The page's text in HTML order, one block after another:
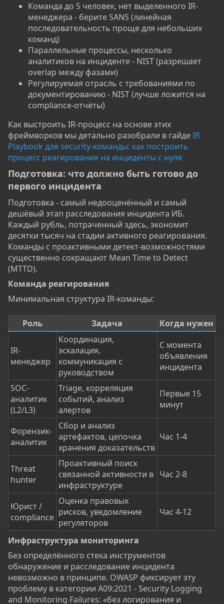
Команда до 5 человек, нет выделенного IR-
менеджера - берите SANS (линейная
последовательность проще для небольших
команд)
Параллельные процессы, несколько
аналитиков на инциденте - NIST (разрешает
overlap между фазами)
Регулируемая отрасль с требованиями по
документированию - NIST (лучше ложится на
compliance-отчёты)
Как выстроить IR-процесс на основе этих
фреймворков мы детально разобрали в гайдеIR
Playbook для security-команды: как построить
процесс реагирования на инциденты с нуля
Подготовка: что должно быть готово до
первого инцидента​
Подготовка - самый недооценённый и самый
дешёвый этап расследования инцидента ИБ.
Каждый рубль, потраченный здесь, экономит
десятки тысяч на стадии активного реагирования.
Команды с проактивными детект-возможностями
существенно сокращают Mean Time to Detect
(MTTD).
Команда реагирования​
Минимальная структура IR-команды:
Роль Задача Когда нужен
IR-
менеджер
Координация,
эскалация,
коммуникация с
руководством
С момента
объявления
инцидента
SOC-
аналитик
(L2/L3)
Triage, корреляция
событий, анализ
алертов
Первые 15
минут
Форензик-
аналитик
Сбор и анализ
артефактов, цепочка
хранения доказательств
Час 1-4
Threat
hunter
Проактивный поиск
связанной активности в
инфраструктуре
Час 2-8
Юрист /
compliance
Оценка правовых
рисков, уведомление
регуляторов
Час 4-12
Инфраструктура мониторинга​
Без определённого стека инструментов
обнаружение и расследование инцидента
невозможно в принципе. OWASP фиксирует эту
проблему в категории A09:2021 - Security Logging
and Monitoring Failures: «без логирования и